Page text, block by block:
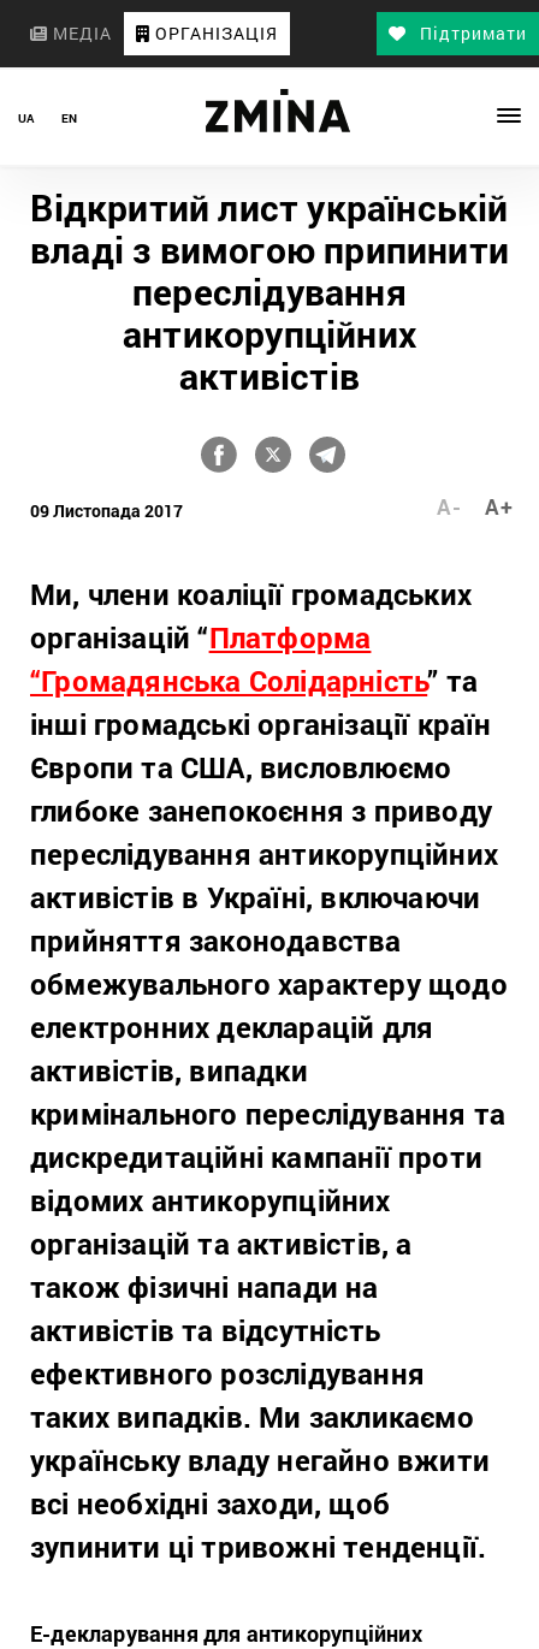
МЕДІА ОРГАНІЗАЦІЯ Підтримати
UA EN
Відкритий лист українській
владі з вимогою припинити
переслідування
антикорупційних
активістів
09 Листопада 2017 A+
A-
Ми, члени коаліції громадських
організацій “Платформа
“Громадянська Солідарність” та
інші громадські організації країн
Європи та США, висловлюємо
глибоке занепокоєння з приводу
переслідування антикорупційних
активістів в Україні, включаючи
прийняття законодавства
обмежувального характеру щодо
електронних декларацій для
активістів, випадки
кримінального переслідування та
дискредитаційні кампанії проти
відомих антикорупційних
організацій та активістів, а
також фізичні напади на
активістів та відсутність
ефективного розслідування
таких випадків. Ми закликаємо
українську владу негайно вжити
всі необхідні заходи, щоб
зупинити ці тривожні тенденції.
Е-декларування для антикорупційних